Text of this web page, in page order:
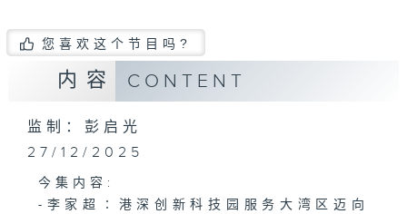
您喜欢这个节目吗?
内容 CONTENT
监制：彭启光
27/12/2025
今集内容:
-李家超∶港深创新科技园服务大湾区迈向